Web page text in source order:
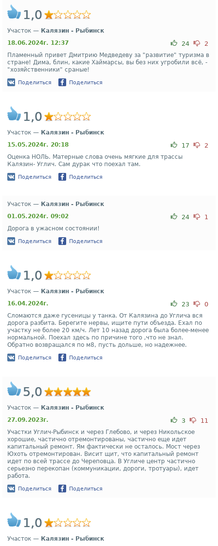
1,0
Участок — Калязин - Рыбинск
18.06.2024г. 12:37
24 2
Пламенный привет Дмитрию Медведеву за "развитие" туризма в
стране! Дима, блин, какие Хаймарсы, вы без них угробили всё, -
"хозяйственники" сраные!
Поделиться Поделиться
1,0
Участок — Калязин - Рыбинск
15.05.2024г. 20:18
17 2
Оценка НОЛЬ. Матерные слова очень мягкие для трассы
Калязин- Углич. Сам дурак что поехал там.
Поделиться Поделиться
Участок — Калязин - Рыбинск
01.05.2024г. 09:02
24 1
Дорога в ужасном состоянии!
Поделиться Поделиться
1,0
Участок — Калязин - Рыбинск
16.04.2024г.
23 0
Сломаются даже гусеницы у танка. От Калязина до Углича вся
дорога разбита. Берегите нервы, ищите пути объезда. Ехал по
участку не более 20 км/ч. Лет 10 назад дорога была более-менее
нормальной. Поехал здесь по причине того ,что не знал.
Обратно возвращался по м8, пусть дольше, но надежнее.
Поделиться Поделиться
5,0
Участок — Калязин - Рыбинск
27.09.2023г.
3 11
Участки Углич-Рыбинск и через Глебово, и через Никольское
хорошие, частично отремонтированы, частично еще идет
капитальный ремонт. Ям фактически не осталось. Мост через
Юхоть отремонтирован. Висит щит, что капитальный ремонт
идет по всей трассе до Череповца. В Угличе центр частично
серьезно перекопан (коммуникации, дороги, тротуары), идет
работа.
Поделиться Поделиться
1,0
Участок — Калязин - Рыбинск